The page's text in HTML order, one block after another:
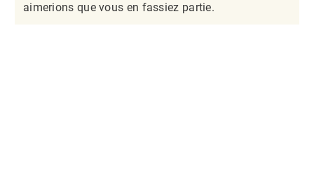
aimerions que vous en fassiez partie.​​​​​​​